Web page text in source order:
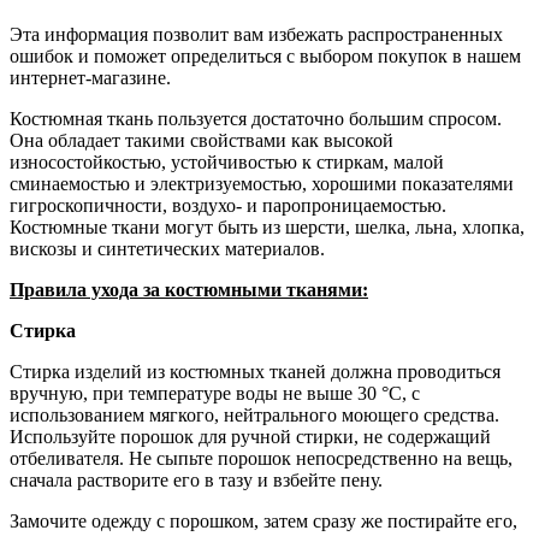
Эта информация позволит вам избежать распространенных
ошибок и поможет определиться с выбором покупок в нашем
интернет-магазине.
Костюмная ткань пользуется достаточно большим спросом.
Она обладает такими свойствами как высокой
износостойкостью, устойчивостью к стиркам, малой
сминаемостью и электризуемостью, хорошими показателями
гигроскопичности, воздухо- и паропроницаемостью.
Костюмные ткани могут быть из шерсти, шелка, льна, хлопка,
вискозы и синтетических материалов.
Правила ухода за костюмными тканями:
Стирка
Стирка изделий из костюмных тканей должна проводиться
вручную, при температуре воды не выше 30 °С, с
использованием мягкого, нейтрального моющего средства.
Используйте порошок для ручной стирки, не содержащий
отбеливателя. Не сыпьте порошок непосредственно на вещь,
сначала растворите его в тазу и взбейте пену.
Замочите одежду с порошком, затем сразу же постирайте его,